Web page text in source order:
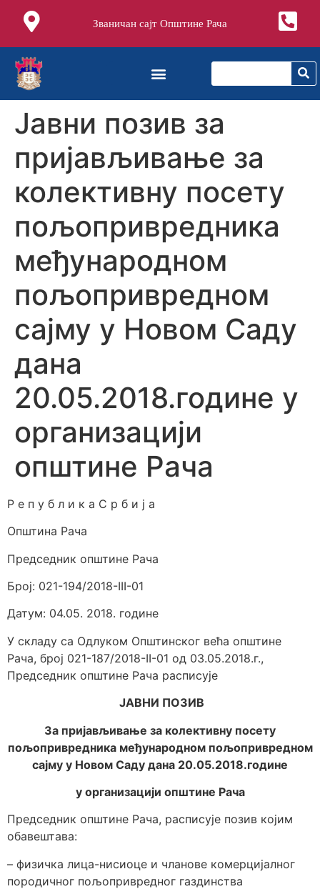
Званичан сајт Општине Рача
Јaвни позив за
пријављивање за
колективну посету
пољопривредника
међународном
пољопривредном
сајму у Новом Саду
дана
20.05.2018.године у
организацији
општине Рача
Р е п у б л и к а С р б и ј а
Општина Рача
Председник општине Рача
Број: 021-194/2018-III-01
Датум: 04.05. 2018. године
У складу са Одлуком Општинског већа општине
Рача, број 021-187/2018-II-01 од 03.05.2018.г.,
Председник општине Рача расписује
ЈАВНИ ПОЗИВ
За пријављивање за колективну посету
пољопривредника међународном пољопривредном
сајму у Новом Саду дана 20.05.2018.године
у организацији општине Рача
Председник општине Рача, расписује позив којим
обавештава:
– физичка лица-нисиоце и чланове комерцијалног
породичног пољопривредног газдинства